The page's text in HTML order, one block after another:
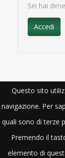
Questo sito
navigazione. Per
quali sono di terze
Premendo il
elemento di
Sei hai
Accedi
Laboratorio